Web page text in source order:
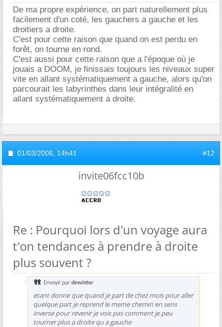
De ma propre expérience, on part naturellement plus
facilement d'un coté, les gauchers a gauche et les
droitiers a droite.
C'est pour cette raison que quand on est perdu en
forêt, on tourne en rond.
C'est aussi pour cette raison que a l'époque où je
jouais a DOOM, je finissais toujours les niveaux super
vite en allant systématiquement a gauche, alors qu'on
parcourait les labyrinthes dans leur intégralité en
allant systématiquement a droite.
01/03/2006, 14h41 #12
invite06fcc10b
Re : Pourquoi lors d'un voyage aura
t'on tendances à prendre à droite
plus souvent ?
Envoyé par dewinter
etant donne que quand je part de chez mois pour aller
quelque part je reprend le meme chemin en sens
inverse pour revenir je vois pas comment je peu
tourner plus a droite qu a gauche